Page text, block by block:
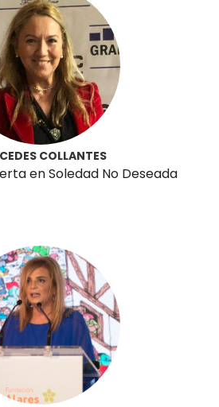
COLLANTES
en Soledad No Deseada